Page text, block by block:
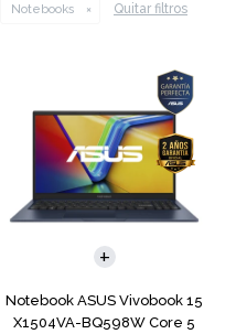
Notebooks Quitar filtros
Notebook ASUS Vivobook 15
X1504VA-BQ598W Core 5
COMPARAR